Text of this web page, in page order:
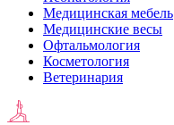
Медицинская мебель
Медицинские весы
Офтальмология
Косметология
Ветеринария